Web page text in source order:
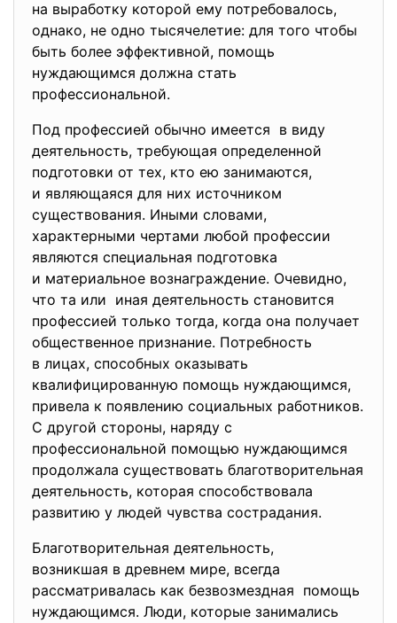
на выработку которой ему потребовалось,
однако, не одно тысячелетие: для того чтобы
быть более эффективной, помощь
нуждающимся должна стать
профессиональной.
Под профессией обычно имеется в виду
деятельность, требующая определенной
подготовки от тех, кто ею занимаются,
и являющаяся для них источником
существования. Иными словами,
характерными чертами любой профессии
являются специальная подготовка
и материальное вознаграждение. Очевидно,
что та или иная деятельность становится
профессией только тогда, когда она получает
общественное признание. Потребность
в лицах, способных оказывать
квалифицированную помощь нуждающимся,
привела к появлению социальных работников.
С другой стороны, наряду с
профессиональной помощью нуждающимся
продолжала существовать благотворительная
деятельность, которая способствовала
развитию у людей чувства сострадания.
Благотворительная деятельность,
возникшая в древнем мире, всегда
рассматривалась как безвозмездная помощь
нуждающимся. Люди, которые занимались